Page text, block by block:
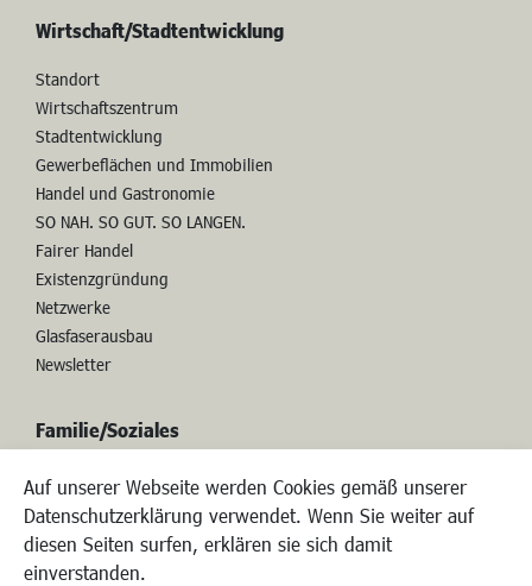
Auf unserer Webseite werden Cookies gemäß unserer
Datenschutzerklärung verwendet. Wenn Sie weiter auf
diesen Seiten surfen, erklären sie sich damit
einverstanden.
Wirtschaft/Stadtentwicklung
Standort
Wirtschaftszentrum
Stadtentwicklung
Gewerbeflächen und Immobilien
Handel und Gastronomie
SO NAH. SO GUT. SO LANGEN.
Fairer Handel
Existenzgründung
Netzwerke
Glasfaserausbau
Newsletter
Familie/Soziales
Kinderbetreuung
Kinder und Jugend
Institutionen für Familien
Frauen